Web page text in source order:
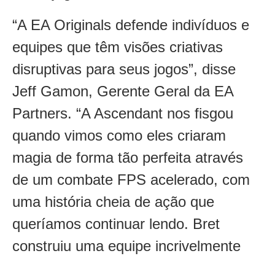
“A EA Originals defende indivíduos e
equipes que têm visões criativas
disruptivas para seus jogos”, disse
Jeff Gamon, Gerente Geral da EA
Partners. “A Ascendant nos fisgou
quando vimos como eles criaram
magia de forma tão perfeita através
de um combate FPS acelerado, com
uma história cheia de ação que
queríamos continuar lendo. Bret
construiu uma equipe incrivelmente